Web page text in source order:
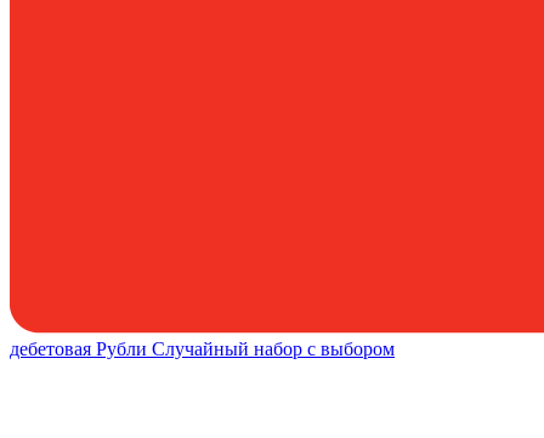
дебетовая Рубли Случайный набор с выбором